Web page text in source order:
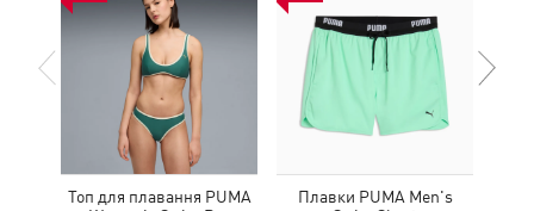
Топ для плавання PUMA
Плавки PUMA Men's